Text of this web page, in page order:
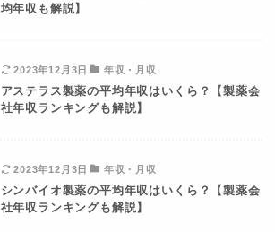
均年収も解説】
2023年12月3日 年収・月収
アステラス製薬の平均年収はいくら？【製薬会
社年収ランキングも解説】
2023年12月3日 年収・月収
シンバイオ製薬の平均年収はいくら？【製薬会
社年収ランキングも解説】